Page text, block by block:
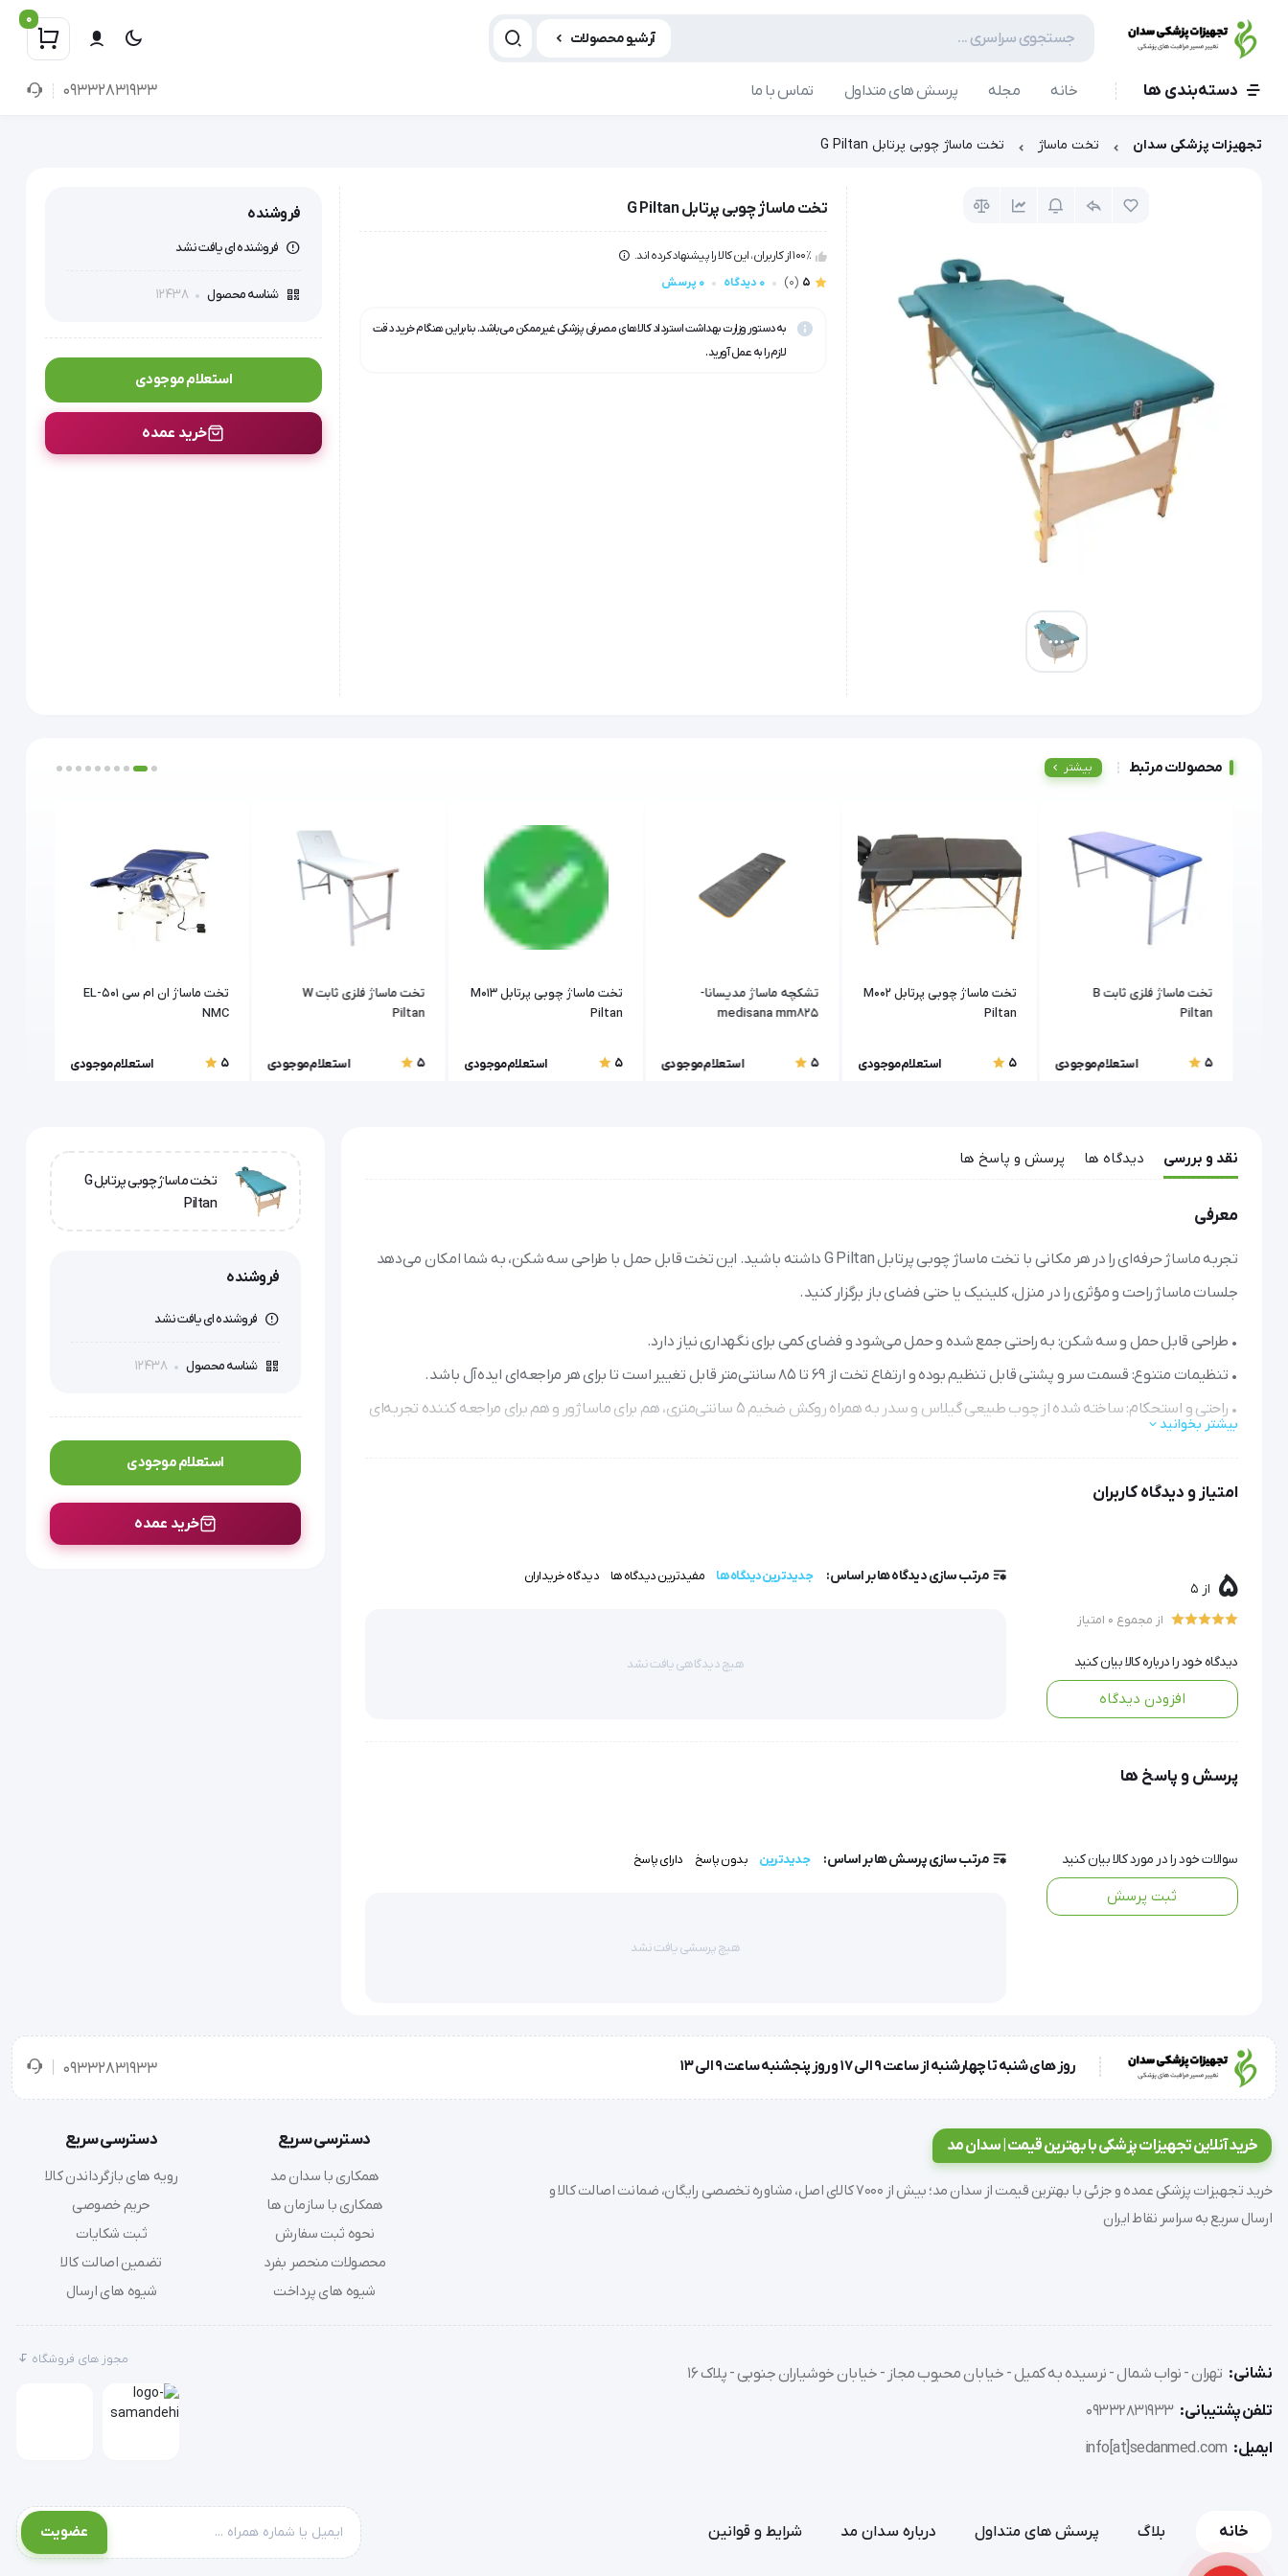
آرشیو محصولات
0
دسته‌بندی ها خانه مجله پرسش های متداول تماس با ما 09332831933
تجهیزات پزشکی سدان تخت ماساژ تخت ماساژ چوبی پرتابل G Piltan
تخت ماساژ چوبی پرتابل G Piltan
100٪ از کاربران، این کالا را پیشنهاد کرده اند.
5
(0) 0 دیدگاه 0 پرسش
به دستور وزارت بهداشت استرداد کالاهای مصرفی پزشکی غیرممکن می‌باشد. بنابراین هنگام خرید دقت
لازم را به عمل آورید.
فروشنده
فروشنده ای یافت نشد
شناسه محصول 12438
استعلام موجودی
خرید عمده
محصولات مرتبط بیشتر
تخت ماساژ فلزی ثابت B
Piltan
5 استعلام موجودی
تخت ماساژ چوبی پرتابل M002
Piltan
5 استعلام موجودی
تشکچه ماساژ مدیسانا-
medisana mm825
5 استعلام موجودی
تخت ماساژ چوبی پرتابل M013
Piltan
5 استعلام موجودی
تخت ماساژ فلزی ثابت W
Piltan
5 استعلام موجودی
تخت ماساژ ان ام سی EL-501
NMC
5 استعلام موجودی
نقد و بررسی دیدگاه ها پرسش و پاسخ ها
معرفی
تجربه ماساژ حرفه‌ای را در هر مکانی با تخت ماساژ چوبی پرتابل G Piltan داشته باشید. این تخت قابل حمل با طراحی سه شکن، به شما امکان می‌دهد
جلسات ماساژ راحت و مؤثری را در منزل، کلینیک یا حتی فضای باز برگزار کنید.
• طراحی قابل حمل و سه شکن: به راحتی جمع شده و حمل می‌شود و فضای کمی برای نگهداری نیاز دارد.
• تنظیمات متنوع: قسمت سر و پشتی قابل تنظیم بوده و ارتفاع تخت از ۶۹ تا ۸۵ سانتی‌متر قابل تغییر است تا برای هر مراجعه‌ای ایده‌آل باشد.
• راحتی و استحکام: ساخته شده از چوب طبیعی گیلاس و سدر به همراه روکش ضخیم ۵ سانتی‌متری، هم برای ماساژور و هم برای مراجعه کننده تجربه‌ای
تخت ماساژ پرتابل
  دارای قسمت نگهدارنده سر قابل تنظیم
  دارای قسمت پشتی قابل تنظیم
  دارای قسمت کناری برای استراحت دست
  ضخامت روکش: 5cm
  اندازه جعبه: 100 - 75 - 20cm
کنید
قسمت کناری
بیشتر بخوانید
امتیاز و دیدگاه کاربران
5 از 5
از مجموع 0 امتیاز
دیدگاه خود را درباره کالا بیان کنید
افزودن دیدگاه
مرتب سازی دیدگاه ها بر اساس: جدیدترین دیدگاه ها مفیدترین دیدگاه ها دیدگاه خریداران
هیچ دیدگاهی یافت نشد
پرسش و پاسخ ها
سوالات خود را در مورد کالا بیان کنید
ثبت پرسش
مرتب سازی پرسش ها بر اساس: جدیدترین بدون پاسخ دارای پاسخ
هیچ پرسشی یافت نشد
تخت ماساژ چوبی پرتابل G
Piltan
فروشنده
فروشنده ای یافت نشد
شناسه محصول 12438
استعلام موجودی
خرید عمده
روز های شنبه تا چهارشنبه از ساعت 9 الی 17 و روز پنجشنبه ساعت 9 الی 13 09332831933
خرید آنلاین تجهیزات پزشکی با بهترین قیمت | سدان مد
خرید تجهیزات پزشکی عمده و جزئی با بهترین قیمت از سدان مد؛ بیش از 7000 کالای اصل، مشاوره تخصصی رایگان، ضمانت اصالت کالا و
ارسال سریع به سراسر نقاط ایران
دسترسی سریع
همکاری با سدان مد
همکاری با سازمان ها
نحوه ثبت سفارش
محصولات منحصر بفرد
شیوه های پرداخت
دسترسی سریع
رویه های بازگرداندن کالا
حریم خصوصی
ثبت شکایات
تضمین اصالت کالا
شیوه های ارسال
نشانی: تهران - نواب شمال - نرسیده به کمیل - خیابان محبوب مجاز - خیابان خوشیاران جنوبی - پلاک 16
تلفن پشتیبانی: 09332831933
ایمیل: info[at]sedanmed.com
مجوز های فروشگاه
خانه بلاگ پرسش های متداول درباره سدان مد شرایط و قوانین عضویت